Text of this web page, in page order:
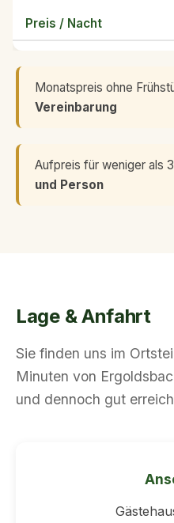
Monatspreis ohne
Vereinbarung
Aufpreis für weniger als
und Person
Lage & Anfahrt
Sie finden uns im
Minuten von
und dennoch gut